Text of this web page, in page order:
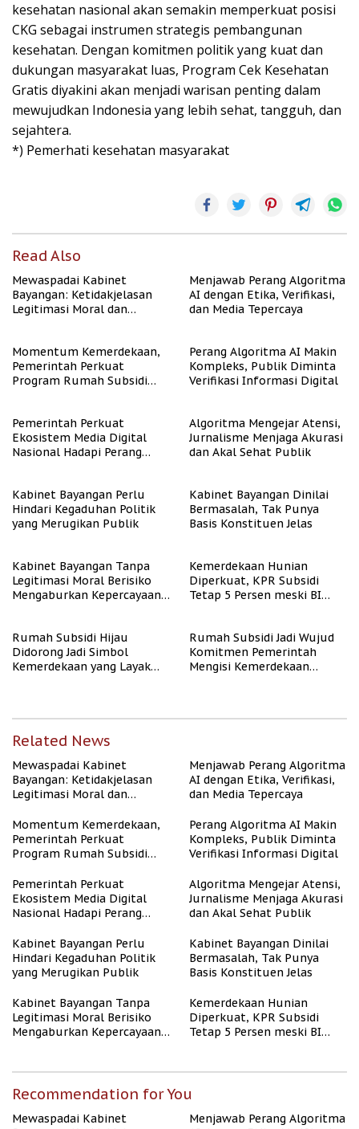
kesehatan nasional akan semakin memperkuat posisi
CKG sebagai instrumen strategis pembangunan
kesehatan. Dengan komitmen politik yang kuat dan
dukungan masyarakat luas, Program Cek Kesehatan
Gratis diyakini akan menjadi warisan penting dalam
mewujudkan Indonesia yang lebih sehat, tangguh, dan
sejahtera.
*) Pemerhati kesehatan masyarakat
Read Also
Mewaspadai Kabinet
Bayangan: Ketidakjelasan
Legitimasi Moral dan
Menjawab Perang Algoritma
AI dengan Etika, Verifikasi,
dan Media Tepercaya
Momentum Kemerdekaan,
Pemerintah Perkuat
Program Rumah Subsidi
Perang Algoritma AI Makin
Kompleks, Publik Diminta
Verifikasi Informasi Digital
Pemerintah Perkuat
Ekosistem Media Digital
Nasional Hadapi Perang
Algoritma Mengejar Atensi,
Jurnalisme Menjaga Akurasi
dan Akal Sehat Publik
Kabinet Bayangan Perlu
Hindari Kegaduhan Politik
yang Merugikan Publik
Kabinet Bayangan Dinilai
Bermasalah, Tak Punya
Basis Konstituen Jelas
Kabinet Bayangan Tanpa
Legitimasi Moral Berisiko
Mengaburkan Kepercayaan
Kemerdekaan Hunian
Diperkuat, KPR Subsidi
Tetap 5 Persen meski BI
Rumah Subsidi Hijau
Didorong Jadi Simbol
Kemerdekaan yang Layak
Rumah Subsidi Jadi Wujud
Komitmen Pemerintah
Mengisi Kemerdekaan
Related News
Mewaspadai Kabinet
Bayangan: Ketidakjelasan
Legitimasi Moral dan
Menjawab Perang Algoritma
AI dengan Etika, Verifikasi,
dan Media Tepercaya
Momentum Kemerdekaan,
Pemerintah Perkuat
Program Rumah Subsidi
Berpenghasilan Rendah
Perang Algoritma AI Makin
Kompleks, Publik Diminta
Verifikasi Informasi Digital
Pemerintah Perkuat
Ekosistem Media Digital
Nasional Hadapi Perang
Algoritma Mengejar Atensi,
Jurnalisme Menjaga Akurasi
dan Akal Sehat Publik
Kabinet Bayangan Perlu
Hindari Kegaduhan Politik
yang Merugikan Publik
Kabinet Bayangan Dinilai
Bermasalah, Tak Punya
Basis Konstituen Jelas
Kabinet Bayangan Tanpa
Legitimasi Moral Berisiko
Mengaburkan Kepercayaan
Kemerdekaan Hunian
Diperkuat, KPR Subsidi
Tetap 5 Persen meski BI
Recommendation for You
Mewaspadai Kabinet
Menjawab Perang Algoritma